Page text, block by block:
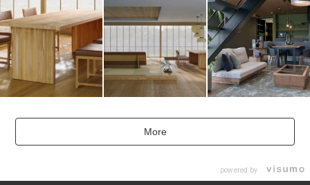
More
powered by